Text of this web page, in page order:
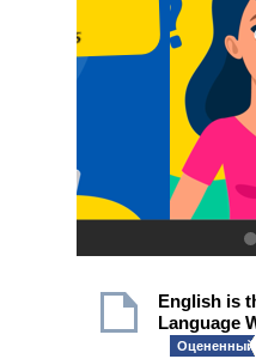
English is
Language
Оцененный!